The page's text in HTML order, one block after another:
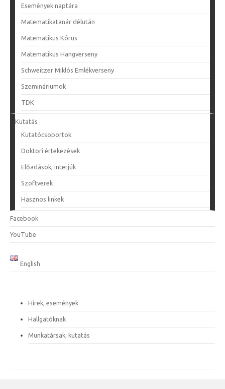
Események naptára
Matematikatanár délután
Matematikus Kórus
Matematikus Hangverseny
Schweitzer Miklós Emlékverseny
Szemináriumok
TDK
Kutatás
Kutatócsoportok
Doktori értekezések
Előadások, interjúk
Szoftverek
Hasznos linkek
Facebook
YouTube
English
Hírek, események
Hallgatóknak
Munkatársak, kutatás